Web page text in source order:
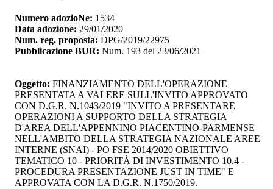
Numero adozioNe: 1534
Data adozione: 29/01/2020
Num. reg. proposta: DPG/2019/22975
Pubblicazione BUR: Num. 193 del 23/06/2021
Oggetto: FINANZIAMENTO DELL'OPERAZIONE
PRESENTATA A VALERE SULL'INVITO APPROVATO
CON D.G.R. N.1043/2019 "INVITO A PRESENTARE
OPERAZIONI A SUPPORTO DELLA STRATEGIA
D'AREA DELL'APPENNINO PIACENTINO-PARMENSE
NELL'AMBITO DELLA STRATEGIA NAZIONALE AREE
INTERNE (SNAI) - PO FSE 2014/2020 OBIETTIVO
TEMATICO 10 - PRIORITÀ DI INVESTIMENTO 10.4 -
PROCEDURA PRESENTAZIONE JUST IN TIME" E
APPROVATA CON LA D.G.R. N.1750/2019.